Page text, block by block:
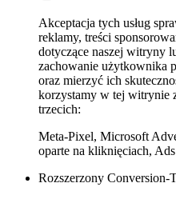
Akceptacja tych usług
reklamy, treści
dotyczące naszej witryny
zachowanie użytkownika
oraz mierzyć ich
korzystamy w tej witrynie
trzecich:
Meta-Pixel, Microsoft
oparte na kliknięciach,
Rozszerzony Conversion-